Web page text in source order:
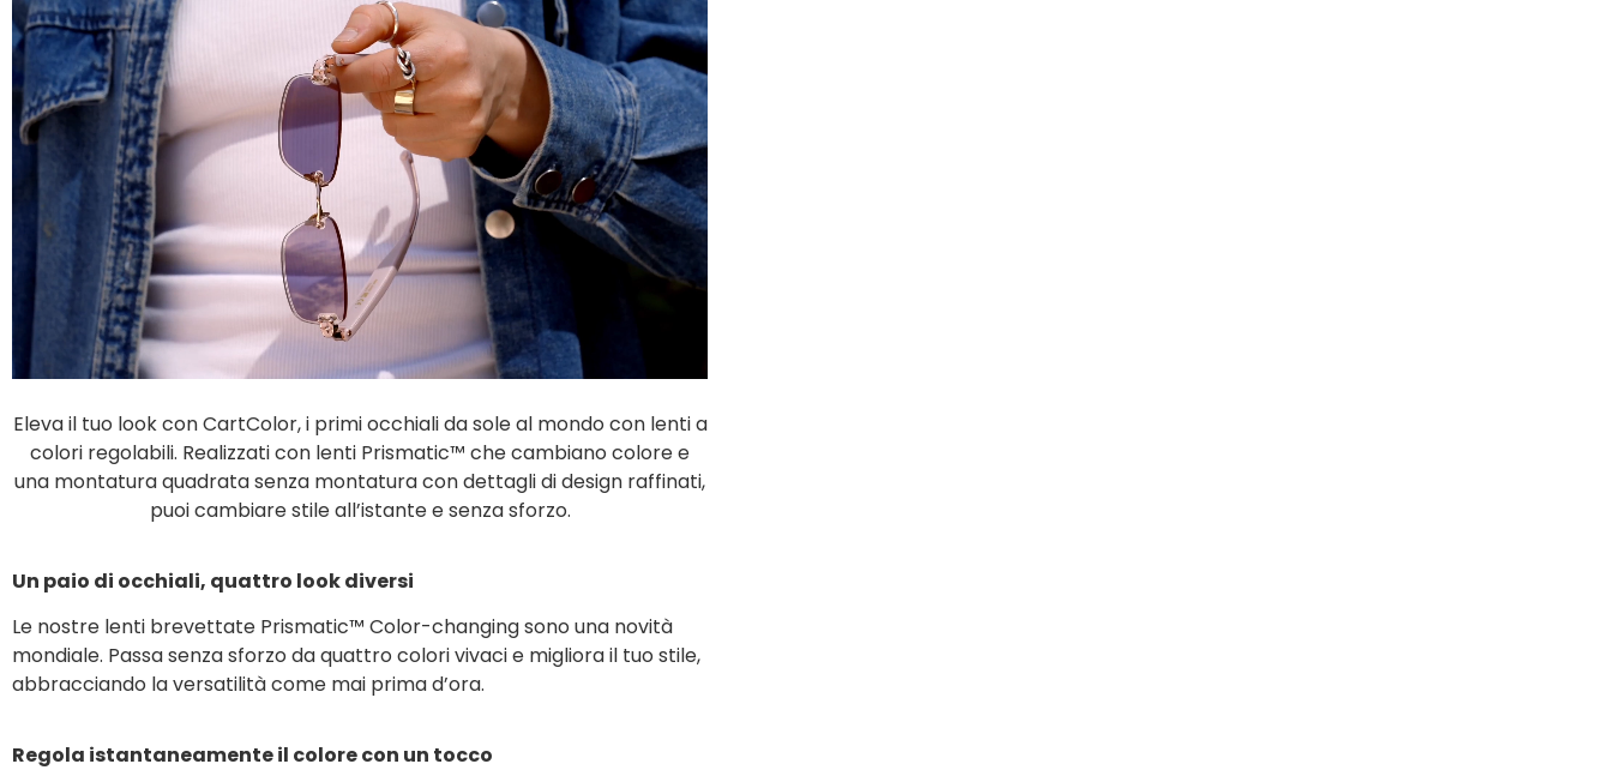
Eleva il tuo look con CartColor, i primi occhiali da sole al mondo con lenti a
colori regolabili. Realizzati con lenti Prismatic™ che cambiano colore e
una montatura quadrata senza montatura con dettagli di design raffinati,
puoi cambiare stile all’istante e senza sforzo.
Un paio di occhiali, quattro look diversi
Le nostre lenti brevettate Prismatic™ Color-changing sono una novità
mondiale. Passa senza sforzo da quattro colori vivaci e migliora il tuo stile,
abbracciando la versatilità come mai prima d’ora.
Regola istantaneamente il colore con un tocco